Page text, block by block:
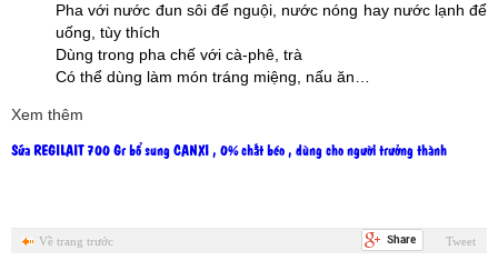
Pha với nước đun sôi để nguội, nước nóng hay nước lạnh để
uống, tùy thích
Dùng trong pha chế với cà-phê, trà
Có thể dùng làm món tráng miệng, nấu ăn…
Xem thêm
Sữa REGILAIT 700 Gr bổ sung CANXI , 0% chất béo , dùng cho người trưởng thành
Về trang trước Tweet